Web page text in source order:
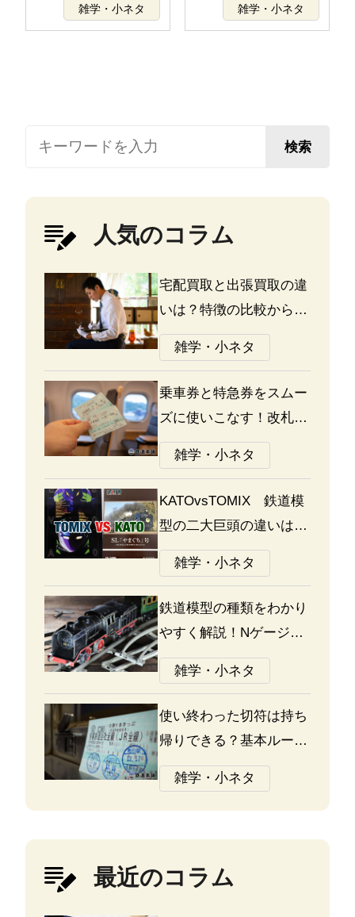
雑学・小ネタ 雑学・小ネタ
検索
人気のコラム
宅配買取と出張買取の違
いは？特徴の比較から探
る選び方のポイント
雑学・小ネタ
乗車券と特急券をスムー
ズに使いこなす！改札の
通り方ガイド
雑学・小ネタ
KATOvsTOMIX 鉄道模
型の二大巨頭の違いは何
か？あなたはどっち派？
雑学・小ネタ
鉄道模型の種類をわかり
やすく解説！Nゲージ、
Oゲージ、Zゲージなど
の違いについて
雑学・小ネタ
使い終わった切符は持ち
帰りできる？基本ルール
と注意点
雑学・小ネタ
最近のコラム